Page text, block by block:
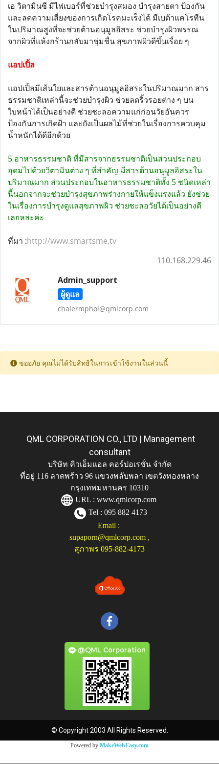
เอ วิตามินซี มีไฟเบอร์ที่ช่วยบำรุงสมอง บำรุงสายตา ป้องกัน
และลดความเสี่ยงของการเกิดโรคมะเร็งได้ มีเบต้าแคโรทีน
ในปริมาณสูงที่จะช่วยต้านอนุมูลอิสระ ช่วยบำรุงผิวพรรณ
จากผิวที่แห้งกร้านกลับมาชุ่มชื่น สุขภาพผิวดีขึ้นเรื่อย ๆ
แอปเปิ้ล
แอปเปิ้ลมีเส้นใยและสารต้านอนุมูลอิสระในปริมาณมาก สาร
ธรรมชาติเหล่านี้จะช่วยบำรุงผิว ช่วยลดริ้วรอยต่าง ๆ บน
ใบหน้าได้เป็นอย่างดี ช่วยชะลอความแก่ก่อนวัยอันควร
ป้องกันการเกิดฝ้า และยังเป็นผลไม้ที่ช่วยในเรื่องการควบคุม
น้ำหนักได้ดีอีกด้วย
5 อาหารธรรมชาติ ที่มีสารจากธรรมชาติเป็นส่วนประกอบ
อุดมไปด้วยวิตามินต่าง ๆ ที่สำคัญ มีสารต้านอนุมูลอิสระใน
ปริมาณมาก ส่วนประกอบในอาหารธรรมชาติทั้ง 5 ชนิดเหล่า
นี้นอกจากจะช่วยบำรุงสุขภาพร่างกายให้แข็งแรงแล้ว ยังช่วย
ในเรื่องการบำรุงดูแลสุขภาพผิว ช่วยชะลอวัยได้เป็นอย่างดี
เลยหล่ะค่ะ
ที่มา :http://www.smartsme.tv
110.168.229.46
Admin_support
ผู้ดูแล
chalermphol@qmlcorp.com
ขออภัย คุณไม่ได้รับสิทธิในการเข้าใช้งานในส่วนนี้
QML CORPORATION CO., LTD | Management
consultant
บริษัท คิวเอ็มแอล คอร์ปอเรชั่น จำกัด
ที่อยู่ 116 ลาดพร้าว 96 แขวงพลับพลา เขตวังทองหลาง
กรุงเทพมหานคร 10310
URL : www.qmlcorp.com
Tel : 095 882 4173
Email :
supaporn@qmlcorp.com ,
สุภาพร 095-882-4173
@QML Corporation
© Copyright 2003 All Rights Reserved.
Powered by MakeWebEasy.com